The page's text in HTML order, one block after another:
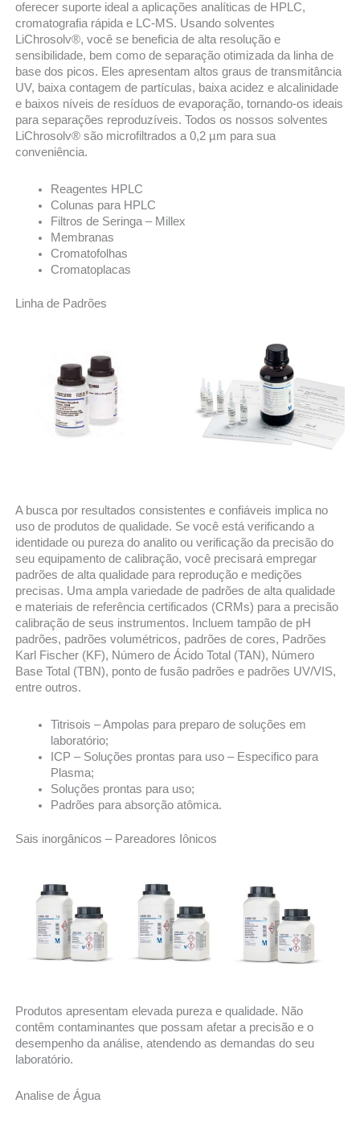
oferecer suporte ideal a aplicações analíticas de HPLC,
cromatografia rápida e LC-MS. Usando solventes
LiChrosolv®, você se beneficia de alta resolução e
sensibilidade, bem como de separação otimizada da linha de
base dos picos. Eles apresentam altos graus de transmitância
UV, baixa contagem de partículas, baixa acidez e alcalinidade
e baixos níveis de resíduos de evaporação, tornando-os ideais
para separações reproduzíveis. Todos os nossos solventes
LiChrosolv® são microfiltrados a 0,2 µm para sua
conveniência.
Reagentes HPLC
Colunas para HPLC
Filtros de Seringa – Millex
Membranas
Cromatofolhas
Cromatoplacas
Linha de Padrões
A busca por resultados consistentes e confiáveis implica no
uso de produtos de qualidade. Se você está verificando a
identidade ou pureza do analito ou verificação da precisão do
seu equipamento de calibração, você precisará empregar
padrões de alta qualidade para reprodução e medições
precisas. Uma ampla variedade de padrões de alta qualidade
e materiais de referência certificados (CRMs) para a precisão
calibração de seus instrumentos. Incluem tampão de pH
padrões, padrões volumétricos, padrões de cores, Padrões
Karl Fischer (KF), Número de Ácido Total (TAN), Número
Base Total (TBN), ponto de fusão padrões e padrões UV/VIS,
entre outros.
Titrisois – Ampolas para preparo de soluções em
laboratório;
ICP – Soluções prontas para uso – Especifico para
Plasma;
Soluções prontas para uso;
Padrões para absorção atômica.
Sais inorgânicos – Pareadores Iônicos
Produtos apresentam elevada pureza e qualidade. Não
contêm contaminantes que possam afetar a precisão e o
desempenho da análise, atendendo as demandas do seu
laboratório.
Analise de Água